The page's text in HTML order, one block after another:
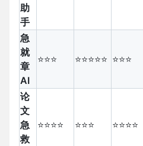
助
手
急
就
章
AI
⭐⭐⭐ ⭐⭐⭐⭐⭐ ⭐⭐⭐
论
文
急
救
⭐⭐⭐⭐ ⭐⭐⭐ ⭐⭐⭐⭐